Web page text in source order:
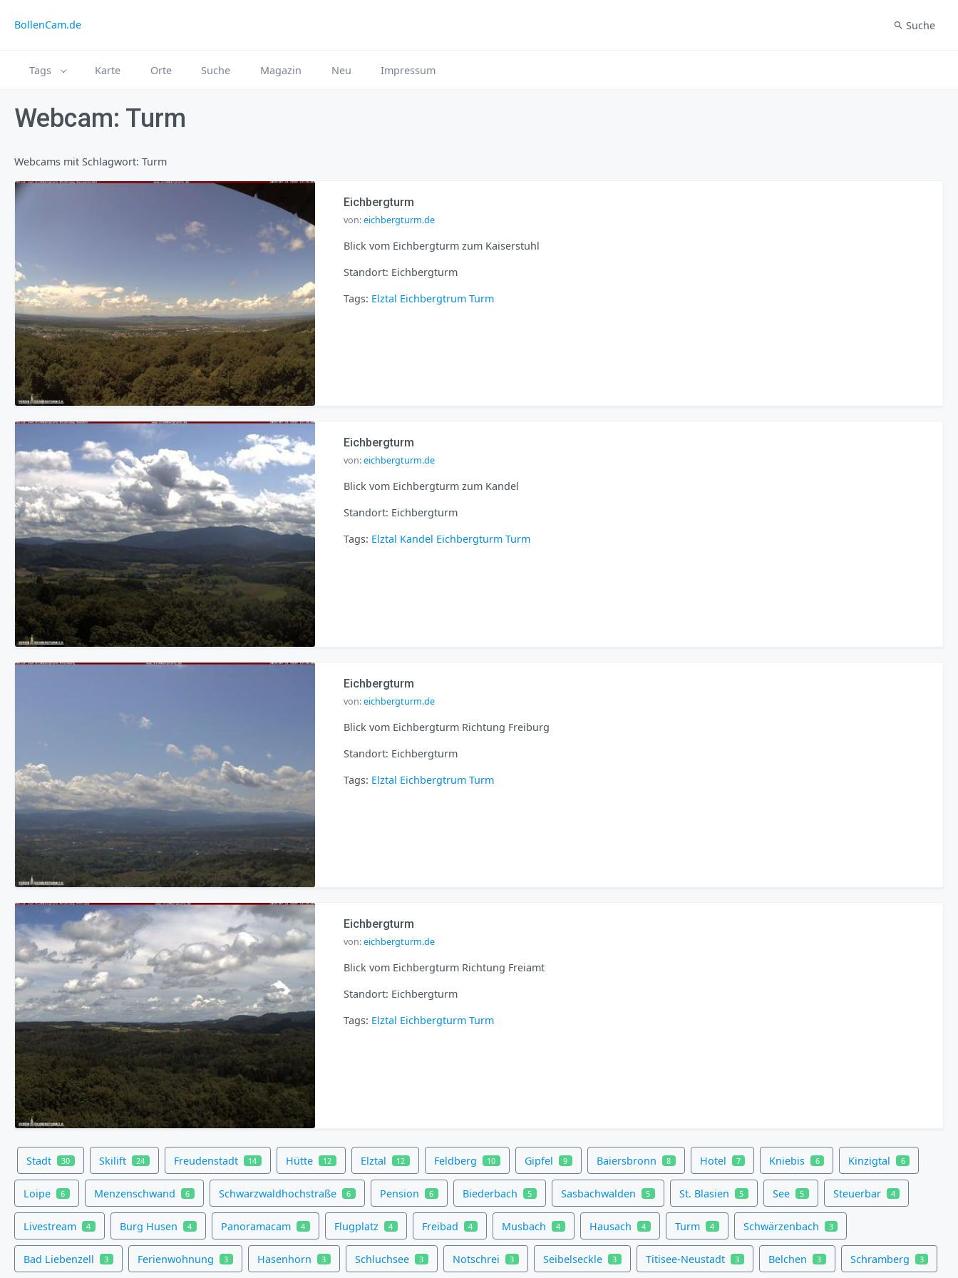
BollenCam.de Suche
Tags Karte Orte Suche Magazin Neu Impressum
Webcam: Turm
Webcams mit Schlagwort: Turm
Eichbergturm
von:eichbergturm.de
Blick vom Eichbergturm zum Kaiserstuhl
Standort: Eichbergturm
Tags: Elztal Eichbergtrum Turm
Eichbergturm
von:eichbergturm.de
Blick vom Eichbergturm zum Kandel
Standort: Eichbergturm
Tags: Elztal Kandel Eichbergturm Turm
Eichbergturm
von:eichbergturm.de
Blick vom Eichbergturm Richtung Freiburg
Standort: Eichbergturm
Tags: Elztal Eichbergtrum Turm
Eichbergturm
von:eichbergturm.de
Blick vom Eichbergturm Richtung Freiamt
Standort: Eichbergturm
Tags: Elztal Eichbergturm Turm
Stadt 30 Skilift 24 Freudenstadt 14 Hütte 12 Elztal 12 Feldberg 10 Gipfel 9 Baiersbronn 8 Hotel 7 Kniebis 6 Kinzigtal 6
Loipe 6 Menzenschwand 6 Schwarzwaldhochstraße 6 Pension 6 Biederbach 5 Sasbachwalden 5 St. Blasien 5 See 5 Steuerbar 4
Livestream 4 Burg Husen 4 Panoramacam 4 Flugplatz 4 Freibad 4 Musbach 4 Hausach 4 Turm 4 Schwärzenbach 3
Bad Liebenzell 3 Ferienwohnung 3 Hasenhorn 3 Schluchsee 3 Notschrei 3 Seibelseckle 3 Titisee-Neustadt 3 Belchen 3 Schramberg 3